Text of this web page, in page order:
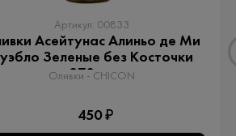
Артикул: 00833
Асейтунас Алиньо де Ми
Зеленые без Косточки
370 мл
Оливки - CHICON
450 ₽